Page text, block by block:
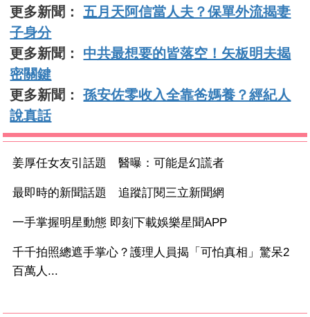
更多新聞：五月天阿信當人夫？保單外流揭妻
子身分
更多新聞： 中共最想要的皆落空！矢板明夫揭
密關鍵
更多新聞：孫安佐零收入全靠爸媽養？經紀人
說真話
姜厚任女友引話題 醫曝：可能是幻謊者
最即時的新聞話題 追蹤訂閱三立新聞網
一手掌握明星動態 即刻下載娛樂星聞APP
千千拍照總遮手掌心？護理人員揭「可怕真相」驚呆2
百萬人...